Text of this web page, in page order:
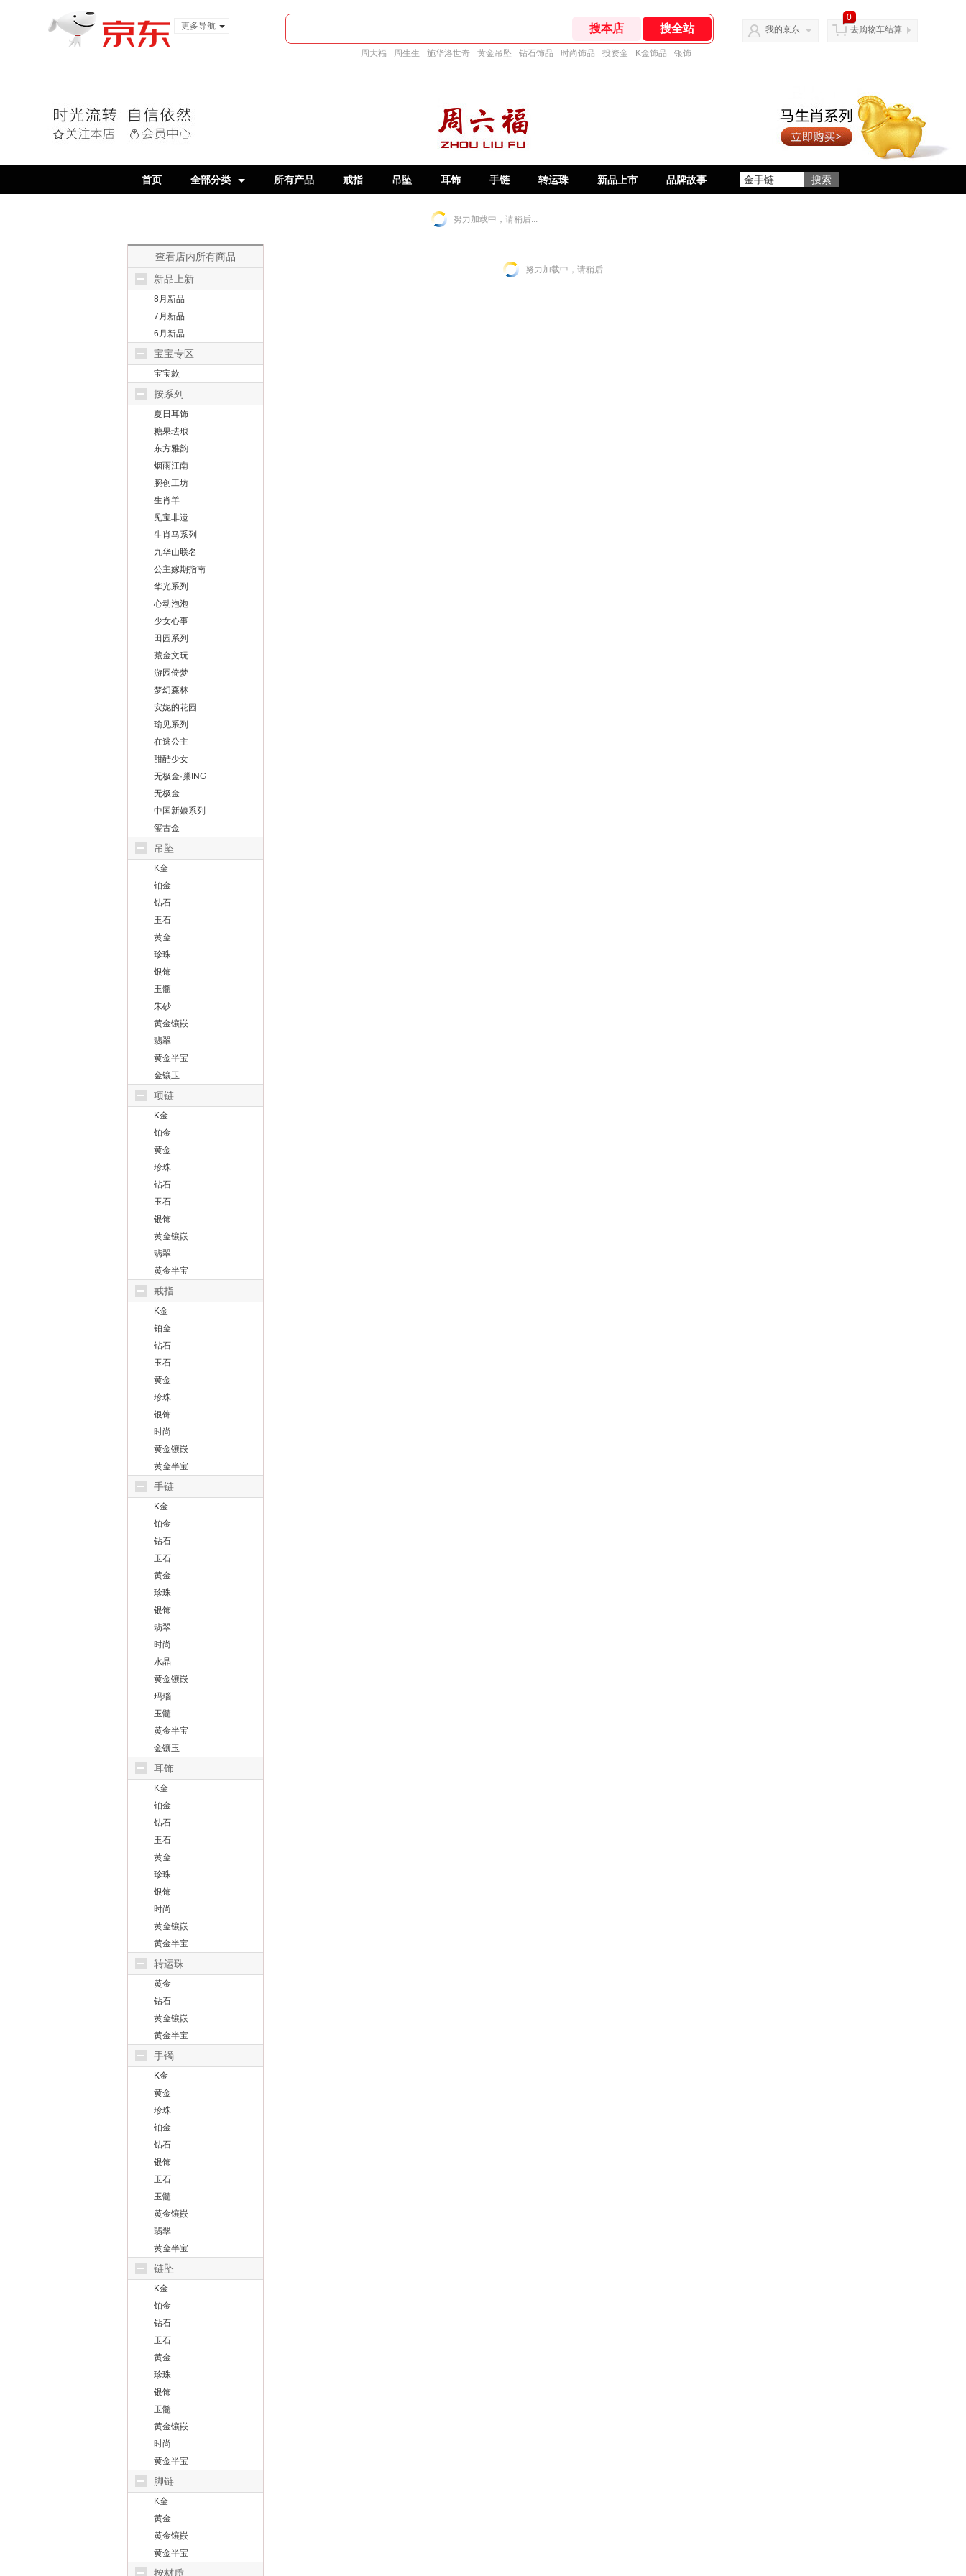
更多导航
周大福 周生生 施华洛世奇 黄金吊坠 钻石饰品 时尚饰品 投资金 K金饰品 银饰
我的京东
0
去购物车结算
首页 全部分类 所有产品 戒指 吊坠 耳饰 手链 转运珠 新品上市 品牌故事
努力加载中，请稍后...
查看店内所有商品
新品上新
8月新品
7月新品
6月新品
宝宝专区
宝宝款
按系列
夏日耳饰
糖果珐琅
东方雅韵
烟雨江南
腕创工坊
生肖羊
见宝非遗
生肖马系列
九华山联名
公主嫁期指南
华光系列
心动泡泡
少女心事
田园系列
藏金文玩
游园倚梦
梦幻森林
安妮的花园
瑜见系列
在逃公主
甜酷少女
无极金·巢ING
无极金
中国新娘系列
玺古金
吊坠
K金
铂金
钻石
玉石
黄金
珍珠
银饰
玉髓
朱砂
黄金镶嵌
翡翠
黄金半宝
金镶玉
项链
K金
铂金
黄金
珍珠
钻石
玉石
银饰
黄金镶嵌
翡翠
黄金半宝
戒指
K金
铂金
钻石
玉石
黄金
珍珠
银饰
时尚
黄金镶嵌
黄金半宝
手链
K金
铂金
钻石
玉石
黄金
珍珠
银饰
翡翠
时尚
水晶
黄金镶嵌
玛瑙
玉髓
黄金半宝
金镶玉
耳饰
K金
铂金
钻石
玉石
黄金
珍珠
银饰
时尚
黄金镶嵌
黄金半宝
转运珠
黄金
钻石
黄金镶嵌
黄金半宝
手镯
K金
黄金
珍珠
铂金
钻石
银饰
玉石
玉髓
黄金镶嵌
翡翠
黄金半宝
链坠
K金
铂金
钻石
玉石
黄金
珍珠
银饰
玉髓
黄金镶嵌
时尚
黄金半宝
脚链
K金
黄金
黄金镶嵌
黄金半宝
按材质
努力加载中，请稍后...